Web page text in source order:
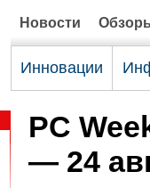
Новости
Инновации
PC
— 24